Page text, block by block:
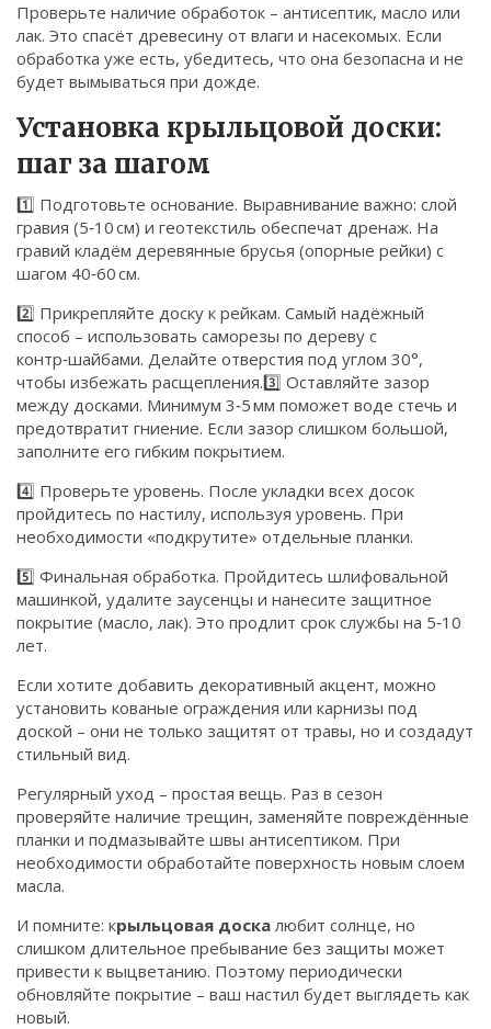
Проверьте наличие обработок – антисептик, масло или
лак. Это спасёт древесину от влаги и насекомых. Если
обработка уже есть, убедитесь, что она безопасна и не
будет вымываться при дожде.
Установка крыльцовой доски:
шаг за шагом
1️⃣ Подготовьте основание. Выравнивание важно: слой
гравия (5‑10 см) и геотекстиль обеспечат дренаж. На
гравий кладём деревянные брусья (опорные рейки) с
шагом 40‑60 см.
2️⃣ Прикрепляйте доску к рейкам. Самый надёжный
способ – использовать саморезы по дереву с
контр‑шайбами. Делайте отверстия под углом 30°,
чтобы избежать расщепления.3️⃣ Оставляйте зазор
между досками. Минимум 3‑5 мм поможет воде стечь и
предотвратит гниение. Если зазор слишком большой,
заполните его гибким покрытием.
4️⃣ Проверьте уровень. После укладки всех досок
пройдитесь по настилу, используя уровень. При
необходимости «подкрутите» отдельные планки.
5️⃣ Финальная обработка. Пройдитесь шлифовальной
машинкой, удалите заусенцы и нанесите защитное
покрытие (масло, лак). Это продлит срок службы на 5‑10
лет.
Если хотите добавить декоративный акцент, можно
установить кованые ограждения или карнизы под
доской – они не только защитят от травы, но и создадут
стильный вид.
Регулярный уход – простая вещь. Раз в сезон
проверяйте наличие трещин, заменяйте повреждённые
планки и подмазывайте швы антисептиком. При
необходимости обработайте поверхность новым слоем
масла.
И помните: крыльцовая доскалюбит солнце, но
слишком длительное пребывание без защиты может
привести к выцветанию. Поэтому периодически
обновляйте покрытие – ваш настил будет выглядеть как
новый.